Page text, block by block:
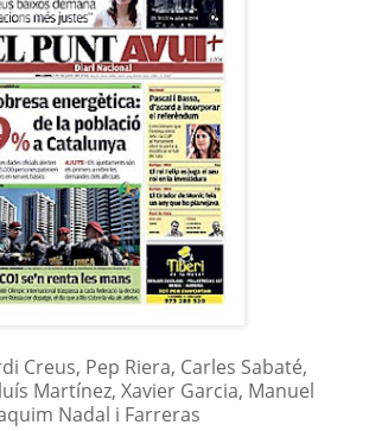
Creus, Pep Riera, Carles Sabaté,
Martínez, Xavier Garcia, Manuel
Nadal i Farreras